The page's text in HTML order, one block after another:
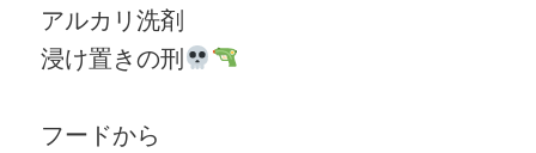
アルカリ洗剤
浸け置きの刑
フードから